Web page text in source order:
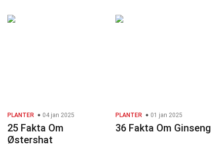
PLANTER 04 jan 2025
25 Fakta Om
Østershat
PLANTER 01 jan 2025
36 Fakta Om Ginseng